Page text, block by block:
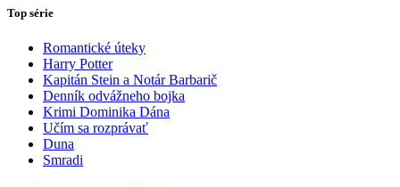
Top série
Romantické úteky
Harry Potter
Kapitán Stein a Notár Barbarič
Denník odvážneho bojka
Krimi Dominika Dána
Učím sa rozprávať
Duna
Smradi